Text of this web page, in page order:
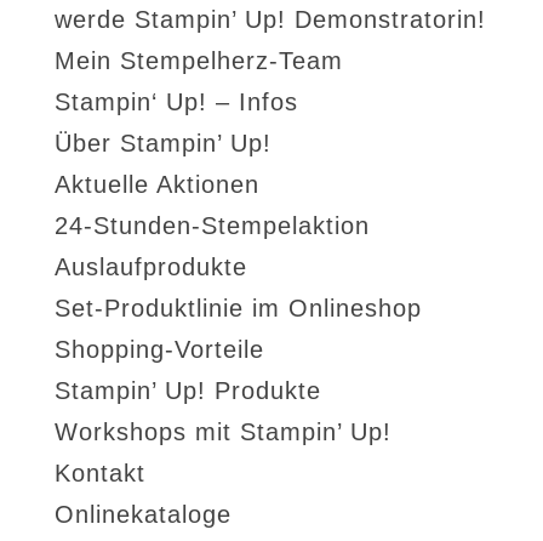
werde Stampin’ Up! Demonstratorin!
Mein Stempelherz-Team
Stampin‘ Up! – Infos
Über Stampin’ Up!
Aktuelle Aktionen
24-Stunden-Stempelaktion
Auslaufprodukte
Set-Produktlinie im Onlineshop
Shopping-Vorteile
Stampin’ Up! Produkte
Workshops mit Stampin’ Up!
Kontakt
Onlinekataloge